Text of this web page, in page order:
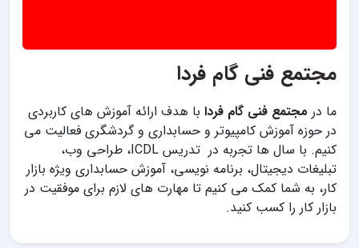
مجتمع فنی گام فردا
ما در مجتمع فنی گام فردا با هدف ارائه آموزش های کاربردی
در حوزه آموزش کامپیوتر و حسابداری و گردشگری فعالیت می
کنیم. با سال ها تجربه در تدریس ICDL، طراحی وب،
تبلیغات دیجیتال، برنامه نویسی، آموزش حسابداری ویژه بازار
کار، به شما کمک می کنیم تا مهارت های لازم برای موفقیت در
بازار کار را کسب کنید.